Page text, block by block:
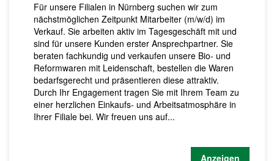
Für unsere Filialen in Nürnberg suchen wir zum
nächstmöglichen Zeitpunkt Mitarbeiter (m/w/d) im
Verkauf. Sie arbeiten aktiv im Tagesgeschäft mit und
sind für unsere Kunden erster Ansprechpartner. Sie
beraten fachkundig und verkaufen unsere Bio- und
Reformwaren mit Leidenschaft, bestellen die Waren
bedarfsgerecht und präsentieren diese attraktiv.
Durch Ihr Engagement tragen Sie mit Ihrem Team zu
einer herzlichen Einkaufs- und Arbeitsatmosphäre in
Ihrer Filiale bei. Wir freuen uns auf...
Anzeigen